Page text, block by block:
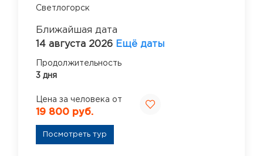
Светлогорск
Ближайшая дата
14 августа 2026 Ещё даты
Продолжительность
3 дня
Цена за человека от
19 800 руб.
Посмотреть тур